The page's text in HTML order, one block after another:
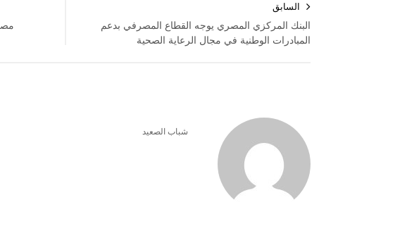
المقالات
السابق
البنك المركزي المصري يوجه القطاع المصرفي بدعم
المبادرات الوطنية في مجال الرعاية الصحية
شباب الصعيد